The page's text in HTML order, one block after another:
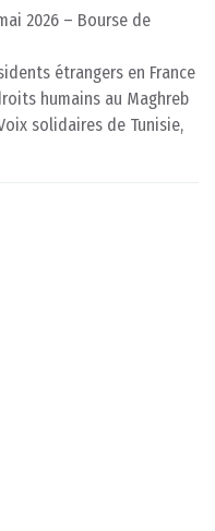
2026 – Bourse de
étrangers en France
humains au Maghreb
solidaires de Tunisie,